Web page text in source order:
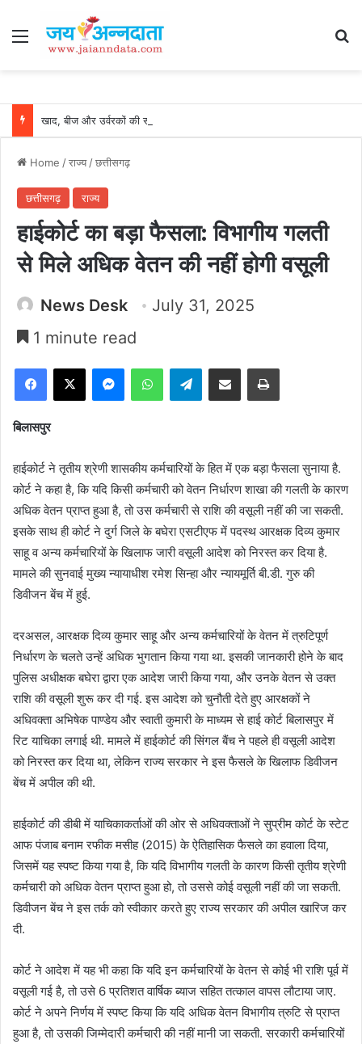
Menu
Home /राज्य/छत्तीसगढ़
छत्तीसगढ़ राज्य
हाईकोर्ट का बड़ा फैसला: विभागीय गलती
से मिले अधिक वेतन की नहीं होगी वसूली
News Desk
July 31, 2025
1 minute read
Facebook
X MessengerWhatsAppTelegramShare via Email Print
बिलासपुर
हाईकोर्ट ने तृतीय श्रेणी शासकीय कर्मचारियों के हित में एक बड़ा फैसला सुनाया है.
कोर्ट ने कहा है, कि यदि किसी कर्मचारी को वेतन निर्धारण शाखा की गलती के कारण
अधिक वेतन प्राप्त हुआ है, तो उस कर्मचारी से राशि की वसूली नहीं की जा सकती.
इसके साथ ही कोर्ट ने दुर्ग जिले के बघेरा एसटीएफ में पदस्थ आरक्षक दिव्य कुमार
साहू व अन्य कर्मचारियों के खिलाफ जारी वसूली आदेश को निरस्त कर दिया है.
मामले की सुनवाई मुख्य न्यायाधीश रमेश सिन्हा और न्यायमूर्ति बी.डी. गुरु की
डिवीजन बेंच में हुई.
दरअसल, आरक्षक दिव्य कुमार साहू और अन्य कर्मचारियों के वेतन में त्रुटिपूर्ण
निर्धारण के चलते उन्हें अधिक भुगतान किया गया था. इसकी जानकारी होने के बाद
पुलिस अधीक्षक बघेरा द्वारा एक आदेश जारी किया गया, और उनके वेतन से उक्त
राशि की वसूली शुरू कर दी गई. इस आदेश को चुनौती देते हुए आरक्षकों ने
अधिवक्ता अभिषेक पाण्डेय और स्वाती कुमारी के माध्यम से हाई कोर्ट बिलासपुर में
रिट याचिका लगाई थी. मामले में हाईकोर्ट की सिंगल बैंच ने पहले ही वसूली आदेश
को निरस्त कर दिया था, लेकिन राज्य सरकार ने इस फैसले के खिलाफ डिवीजन
बेंच में अपील की थी.
हाईकोर्ट की डीबी में याचिकाकर्ताओं की ओर से अधिवक्ताओं ने सुप्रीम कोर्ट के स्टेट
आफ पंजाब बनाम रफीक मसीह (2015) के ऐतिहासिक फैसले का हवाला दिया,
जिसमें यह स्पष्ट किया गया है, कि यदि विभागीय गलती के कारण किसी तृतीय श्रेणी
कर्मचारी को अधिक वेतन प्राप्त हुआ हो, तो उससे कोई वसूली नहीं की जा सकती.
डिवीजन बेंच ने इस तर्क को स्वीकार करते हुए राज्य सरकार की अपील खारिज कर
दी.
कोर्ट ने आदेश में यह भी कहा कि यदि इन कर्मचारियों के वेतन से कोई भी राशि पूर्व में
वसूली गई है, तो उसे 6 प्रतिशत वार्षिक ब्याज सहित तत्काल वापस लौटाया जाए.
कोर्ट ने अपने निर्णय में स्पष्ट किया कि यदि अधिक वेतन विभागीय त्रुटि से प्राप्त
हुआ है, तो उसकी जिम्मेदारी कर्मचारी की नहीं मानी जा सकती. सरकारी कर्मचारियों